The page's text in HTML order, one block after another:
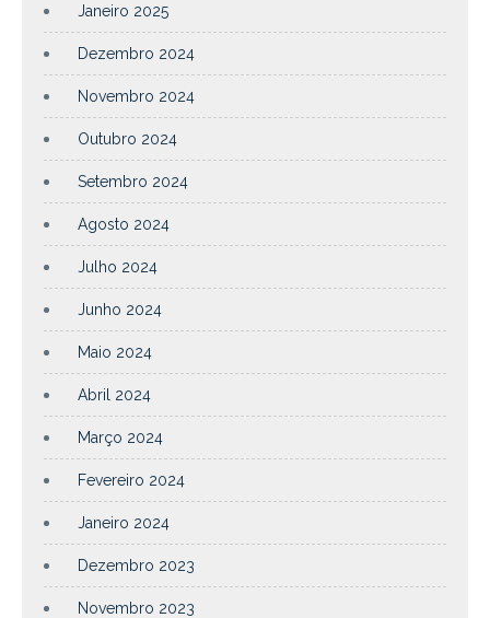
Janeiro 2025
Dezembro 2024
Novembro 2024
Outubro 2024
Setembro 2024
Agosto 2024
Julho 2024
Junho 2024
Maio 2024
Abril 2024
Março 2024
Fevereiro 2024
Janeiro 2024
Dezembro 2023
Novembro 2023